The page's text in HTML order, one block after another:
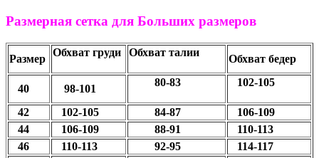
Размерная сетка для Больших размеров
Размер
Обхват груди Обхват талии
Обхват бедер
40 98-101
80-83 102-105
42 102-105 84-87
106-109
44
106-109 88-91
110-113
46
110-113 92-95
114-117